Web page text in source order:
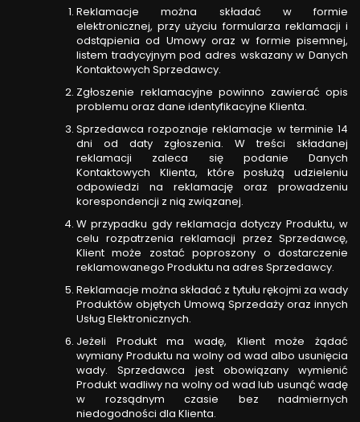
Reklamacje można składać w formie
elektronicznej, przy użyciu formularza reklamacji i
odstąpienia od Umowy oraz w formie pisemnej,
listem tradycyjnym pod adres wskazany w Danych
Kontaktowych Sprzedawcy.
Zgłoszenie reklamacyjne powinno zawierać opis
problemu oraz dane identyfikacyjne Klienta.
Sprzedawca rozpoznaje reklamacje w terminie 14
dni od daty zgłoszenia. W treści składanej
reklamacji zaleca się podanie Danych
Kontaktowych Klienta, które posłużą udzieleniu
odpowiedzi na reklamację oraz prowadzeniu
korespondencji z nią związanej.
W przypadku gdy reklamacja dotyczy Produktu, w
celu rozpatrzenia reklamacji przez Sprzedawcę,
Klient może zostać poproszony o dostarczenie
reklamowanego Produktu na adres Sprzedawcy.
Reklamacje można składać z tytułu rękojmi za wady
Produktów objętych Umową Sprzedaży oraz innych
Usług Elektronicznych.
Jeżeli Produkt ma wadę, Klient może żądać
wymiany Produktu na wolny od wad albo usunięcia
wady. Sprzedawca jest obowiązany wymienić
Produkt wadliwy na wolny od wad lub usunąć wadę
w rozsądnym czasie bez nadmiernych
niedogodności dla Klienta.